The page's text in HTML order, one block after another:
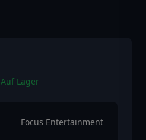
Auf Lager
Focus Entertainment